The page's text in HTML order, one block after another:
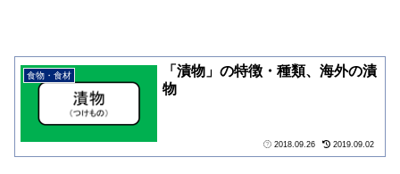
食物・食材
「漬物」の特徴・種類、海外の漬
物
2018.09.26 2019.09.02